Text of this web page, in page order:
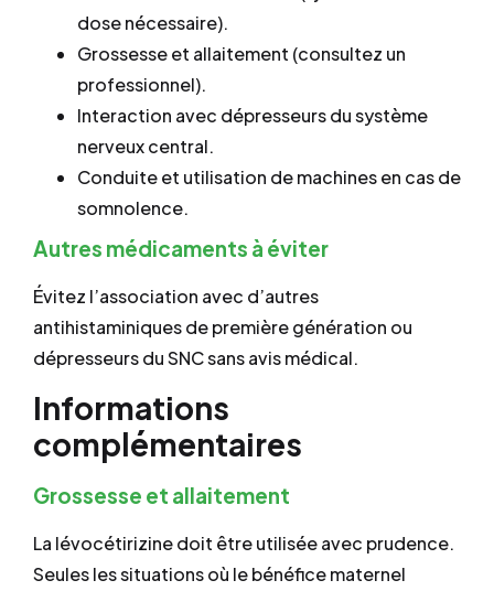
dose nécessaire).
Grossesse et allaitement (consultez un
professionnel).
Interaction avec dépresseurs du système
nerveux central.
Conduite et utilisation de machines en cas de
somnolence.
Autres médicaments à éviter
Évitez l’association avec d’autres
antihistaminiques de première génération ou
dépresseurs du SNC sans avis médical.
Informations
complémentaires
Grossesse et allaitement
La lévocétirizine doit être utilisée avec prudence.
Seules les situations où le bénéfice maternel